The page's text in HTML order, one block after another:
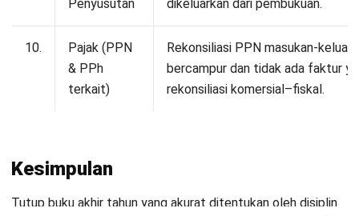
Head of Finance and Accounting
Expert Reviewer
Jennifer merupakan seorang profesional akuntansi yang
memiliki gelar Bachelor of Accounting dari President
University dan melanjutkan pendidikan ke jenjang Master
Pengalaman profesional di bidang keuangan dan
pelaporan mengasah keahliannya dalam analisis
tujuh tahun terakhir, Jennifer mengelola fungsi keuangan